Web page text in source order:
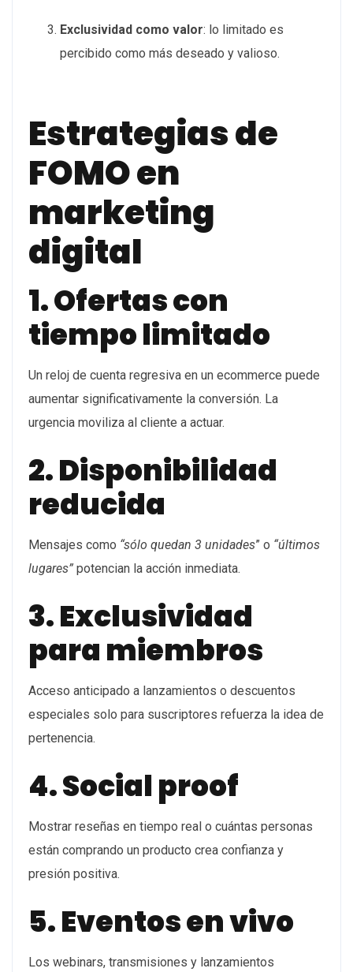
Exclusividad como valor: lo limitado es
percibido como más deseado y valioso.
Estrategias de
FOMO en
marketing
digital
1. Ofertas con
tiempo limitado
Un reloj de cuenta regresiva en un ecommerce puede
aumentar significativamente la conversión. La
urgencia moviliza al cliente a actuar.
2. Disponibilidad
reducida
Mensajes como “sólo quedan 3 unidades” o “últimos
lugares” potencian la acción inmediata.
3. Exclusividad
para miembros
Acceso anticipado a lanzamientos o descuentos
especiales solo para suscriptores refuerza la idea de
pertenencia.
4. Social proof
Mostrar reseñas en tiempo real o cuántas personas
están comprando un producto crea confianza y
presión positiva.
5. Eventos en vivo
Los webinars, transmisiones y lanzamientos